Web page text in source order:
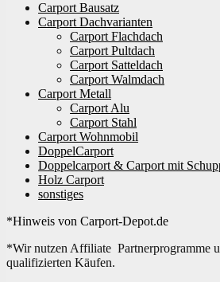
Carport Bausatz
Carport Dachvarianten
Carport Flachdach
Carport Pultdach
Carport Satteldach
Carport Walmdach
Carport Metall
Carport Alu
Carport Stahl
Carport Wohnmobil
DoppelCarport
Doppelcarport & Carport mit
Holz Carport
sonstiges
*Hinweis von Carport-Depot.de
*Wir nutzen Affiliate Partnerprogramme
qualifizierten Käufen.